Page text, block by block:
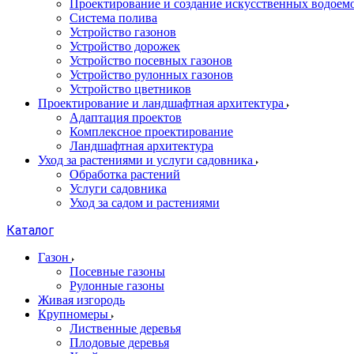
Проектирование и создание искусственных
Система полива
Устройство газонов
Устройство дорожек
Устройство посевных газонов
Устройство рулонных газонов
Устройство цветников
Проектирование и ландшафтная архитектура
Адаптация проектов
Комплексное проектирование
Ландшафтная архитектура
Уход за растениями и услуги садовника
Обработка растений
Услуги садовника
Уход за садом и растениями
Каталог
Газон
Посевные газоны
Рулонные газоны
Живая изгородь
Крупномеры
Лиственные деревья
Плодовые деревья